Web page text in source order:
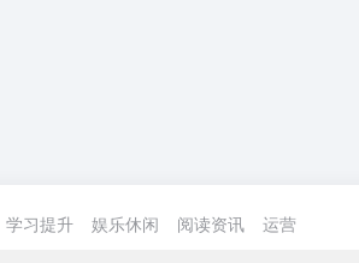
学习提升 娱乐休闲 阅读资讯 运营